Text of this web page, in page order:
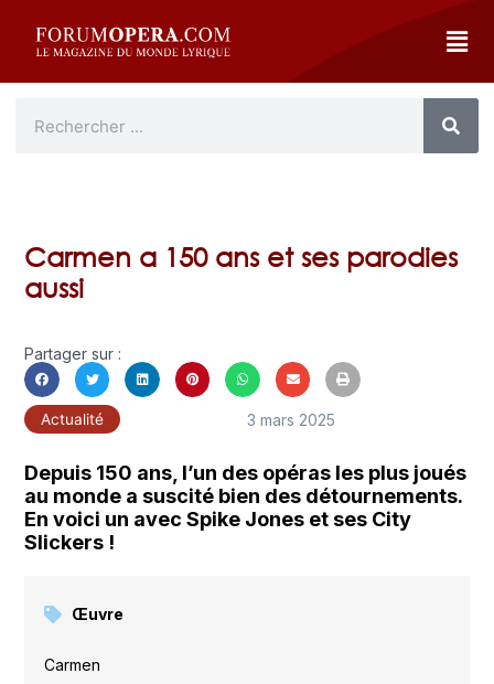
Carmen a 150 ans et ses parodies
aussi
Partager sur :
Actualité 3 mars 2025
Depuis 150 ans, l’un des opéras les plus joués
au monde a suscité bien des détournements.
En voici un avec Spike Jones et ses City
Slickers !
Œuvre
Carmen